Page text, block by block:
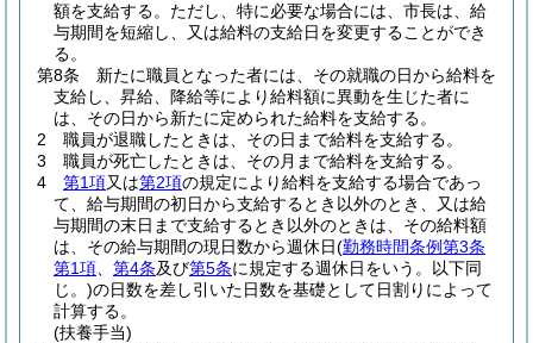
額を支給する。 ただし、特に必要な場合には、市長は、給
与期間を短縮し、又は給料の支給日を変更することができ
る。
第8条
新たに職員となった者には、その就職の日から給料を
支給し、昇給、降給等により給料額に異動を生じた者に
は、その日から新たに定められた給料を支給する。
2
職員が退職したときは、その日まで給料を支給する。
3
職員が死亡したときは、その月まで給料を支給する。
4
第1項又は第2項の規定により給料を支給する場合であっ
て、給与期間の初日から支給するとき以外のとき、又は給
与期間の末日まで支給するとき以外のときは、その給料額
は、その給与期間の現日数から週休日(勤務時間条例第3条
第1項
第4条及び第5条に規定する週休日をいう。以下同
じ。)の日数を差し引いた日数を基礎として日割りによって
計算する。
(扶養手当)